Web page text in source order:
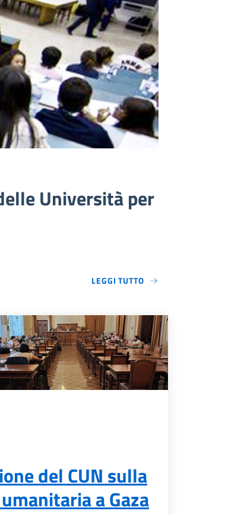
Università per
LEGGI TUTTO
del CUN sulla
a Gaza